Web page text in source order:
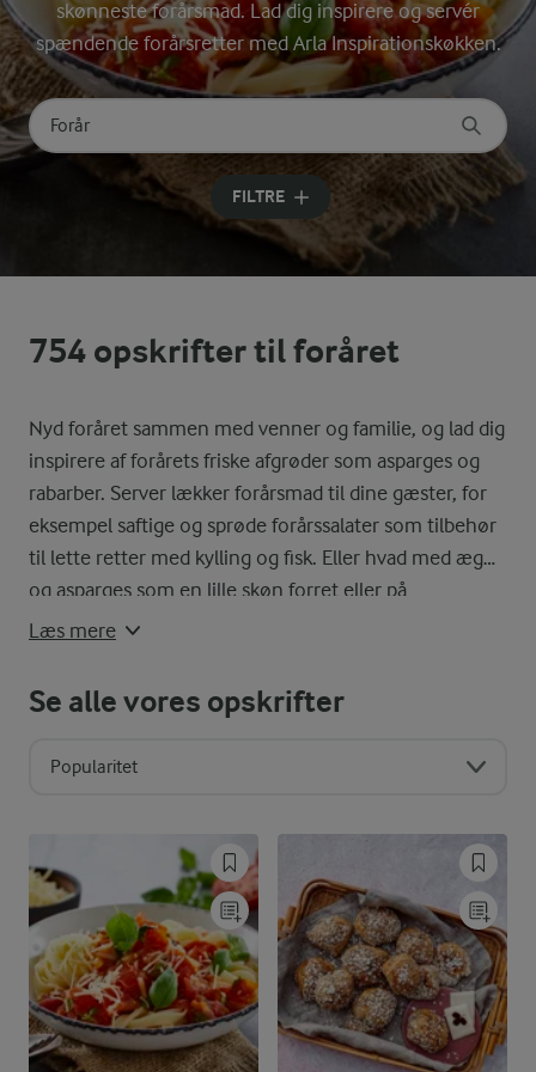
skønneste forårsmad. Lad dig inspirere og servér
spændende forårsretter med Arla Inspirationskøkken.
Søg på kategori
Indtast søgeord for at søge
FILTRE
754 opskrifter til foråret
Nyd foråret sammen med venner og familie, og lad dig
inspirere af forårets friske afgrøder som asparges og
rabarber. Server lækker forårsmad til dine gæster, for
eksempel saftige og sprøde forårssalater som tilbehør
til lette retter med kylling og fisk. Eller hvad med æg
og asparges som en lille skøn forret eller på
frokostbordet?
Læs mere
Se alle vores opskrifter
Popularitet